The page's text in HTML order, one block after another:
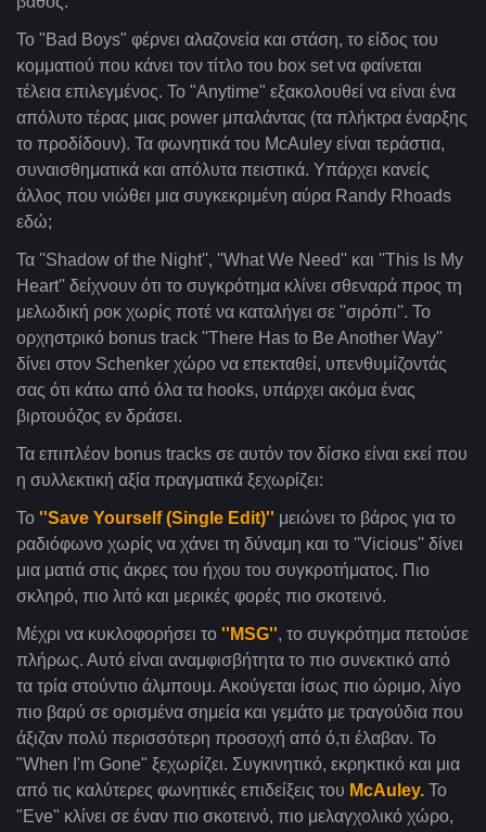
Το "Bad Boys" φέρνει αλαζονεία και στάση, το είδος του
κομματιού που κάνει τον τίτλο του box set να φαίνεται
τέλεια επιλεγμένος. Το "Anytime" εξακολουθεί να είναι ένα
απόλυτο τέρας μιας power μπαλάντας (τα πλήκτρα έναρξης
το προδίδουν). Τα φωνητικά του McAuley είναι τεράστια,
συναισθηματικά και απόλυτα πειστικά. Υπάρχει κανείς
άλλος που νιώθει μια συγκεκριμένη αύρα Randy Rhoads
εδώ;
Τα ''Shadow of the Night'', ''What We Need'' και ''This Is My
Heart'' δείχνουν ότι το συγκρότημα κλίνει σθεναρά προς τη
μελωδική ροκ χωρίς ποτέ να καταλήγει σε ''σιρόπι''. Το
ορχηστρικό bonus track ''There Has to Be Another Way''
δίνει στον Schenker χώρο να επεκταθεί, υπενθυμίζοντάς
σας ότι κάτω από όλα τα hooks, υπάρχει ακόμα ένας
βιρτουόζος εν δράσει.
Τα επιπλέον bonus tracks σε αυτόν τον δίσκο είναι εκεί που
η συλλεκτική αξία πραγματικά ξεχωρίζει:
Το ''Save Yourself (Single Edit)'' μειώνει το βάρος για το
ραδιόφωνο χωρίς να χάνει τη δύναμη και το ''Vicious'' δίνει
μια ματιά στις άκρες του ήχου του συγκροτήματος. Πιο
σκληρό, πιο λιτό και μερικές φορές πιο σκοτεινό.
Μέχρι να κυκλοφορήσει το ''MSG'', το συγκρότημα πετούσε
πλήρως. Αυτό είναι αναμφισβήτητα το πιο συνεκτικό από
τα τρία στούντιο άλμπουμ. Ακούγεται ίσως πιο ώριμο, λίγο
πιο βαρύ σε ορισμένα σημεία και γεμάτο με τραγούδια που
άξιζαν πολύ περισσότερη προσοχή από ό,τι έλαβαν. Το
"When I'm Gone" ξεχωρίζει. Συγκινητικό, εκρηκτικό και μια
από τις καλύτερες φωνητικές επιδείξεις του McAuley. Το
"Eve" κλίνει σε έναν πιο σκοτεινό, πιο μελαγχολικό χώρο,